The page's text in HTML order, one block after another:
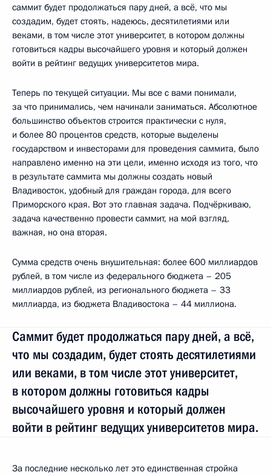
саммит будет продолжаться пару дней, а всё, что мы
создадим, будет стоять, надеюсь, десятилетиями или
веками, в том числе этот университет, в котором должны
готовиться кадры высочайшего уровня и который должен
войти в рейтинг ведущих университетов мира.
Теперь по текущей ситуации. Мы все с вами понимали,
за что принимались, чем начинали заниматься. Абсолютное
большинство объектов строится практически с нуля,
и более 80 процентов средств, которые выделены
государством и инвесторами для проведения саммита, было
направлено именно на эти цели, именно исходя из того, что
в результате саммита мы должны создать новый
Владивосток, удобный для граждан города, для всего
Приморского края. Вот это главная задача. Подчёркиваю,
задача качественно провести саммит, на мой взгляд,
важная, но она вторая.
Сумма средств очень внушительная: более 600 миллиардов
рублей, в том числе из федерального бюджета – 205
миллиардов рублей, из регионального бюджета – 33
миллиарда, из бюджета Владивостока – 44 миллиона.
Саммит будет продолжаться пару дней, а всё,
что мы создадим, будет стоять десятилетиями
или веками, в том числе этот университет,
в котором должны готовиться кадры
высочайшего уровня и который должен
войти в рейтинг ведущих университетов мира.
За последние несколько лет это единственная стройка